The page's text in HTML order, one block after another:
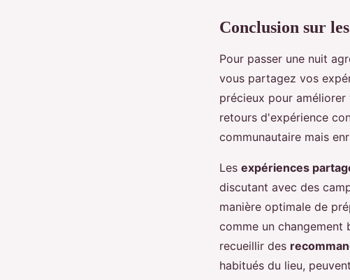
Conclusion sur
Pour passer une nuit
vous partagez vos
précieux pour
retours d'expérience
communautaire mais
Les expériences
discutant avec des
manière optimale de
comme un changement
recueillir des
habitués du lieu,